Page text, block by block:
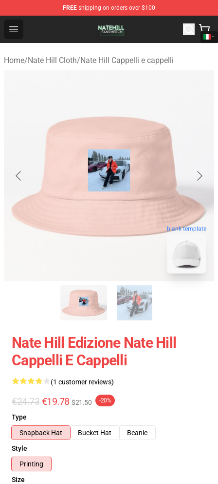
FREE shipping on orders over $100
Open menu
Nate Hill Shop - Official Nate Hill Merchandise Store
Home/Nate Hill Cloth/Nate Hill Cappelli e cappelli
blank template
Nate Hill Edizione Nate Hill
Cappelli E Cappelli
(1 customer reviews)
€24.73 €19.78 $21.50 -20%
Type
Snapback Hat
Bucket Hat
Beanie
Style
Printing
Size